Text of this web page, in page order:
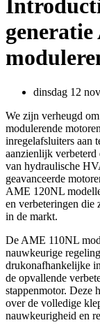
dinsdag 12
We zijn verheugd
modulerende
inregelafsluiters aan
aanzienlijk verbeterd
van hydraulische
geavanceerde
AME 120NL
en verbeteringen die
in de markt.
De AME 110NL
nauwkeurige
drukonafhankelijke
de opvallende
stappenmotor. Deze
over de volledige
nauwkeurigheid en